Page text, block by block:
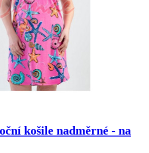
košile nadměrné - na